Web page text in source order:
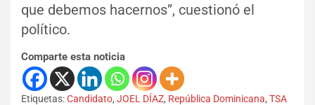
que debemos hacernos”, cuestionó el
político.
Comparte esta noticia
Etiquetas:Candidato, JOEL DÍAZ, República Dominicana, TSA